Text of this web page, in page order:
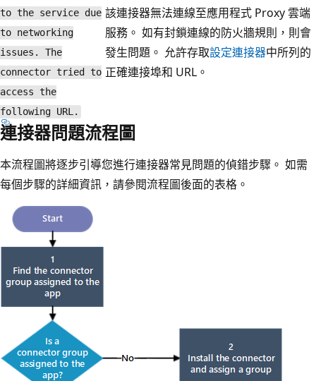
to the service due
to networking
issues. The
connector tried to
access the
following URL.
該連接器無法連線至應用程式 Proxy 雲端
服務。 如有封鎖連線的防火牆規則，則會
發生問題。 允許存取設定連接器中所列的
正確連接埠和 URL。
連接器問題流程圖
本流程圖將逐步引導您進行連接器常見問題的偵錯步驟。 如需
每個步驟的詳細資訊，請參閱流程圖後面的表格。